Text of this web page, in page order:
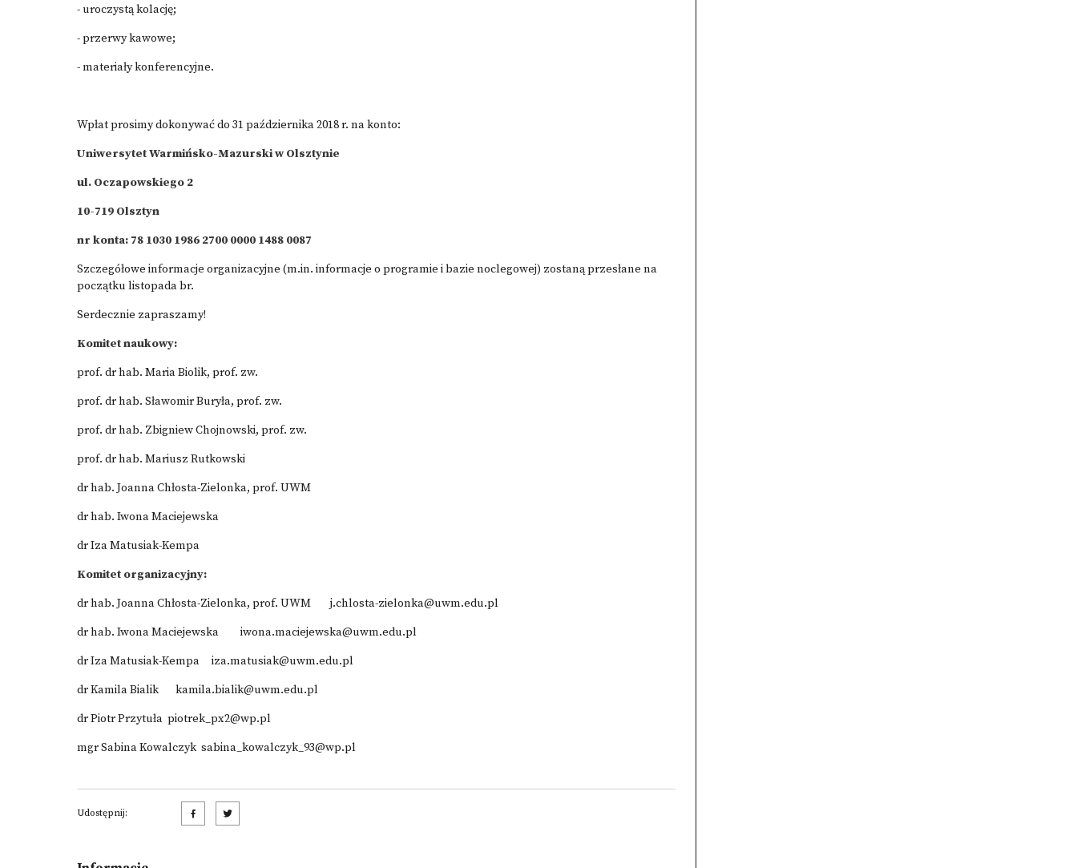
- uroczystą kolację;
- przerwy kawowe;
- materiały konferencyjne.
Wpłat prosimy dokonywać do 31 października 2018 r. na konto:
Uniwersytet Warmińsko-Mazurski w Olsztynie
ul. Oczapowskiego 2
10-719 Olsztyn
nr konta: 78 1030 1986 2700 0000 1488 0087
Szczegółowe informacje organizacyjne (m.in. informacje o programie i bazie noclegowej) zostaną przesłane na
początku listopada br.
Serdecznie zapraszamy!
Komitet naukowy:
prof. dr hab. Maria Biolik, prof. zw.
prof. dr hab. Sławomir Buryła, prof. zw.
prof. dr hab. Zbigniew Chojnowski, prof. zw.
prof. dr hab. Mariusz Rutkowski
dr hab. Joanna Chłosta-Zielonka, prof. UWM
dr hab. Iwona Maciejewska
dr Iza Matusiak-Kempa
Komitet organizacyjny:
dr hab. Joanna Chłosta-Zielonka, prof. UWM j.chlosta-zielonka@uwm.edu.pl
dr hab. Iwona Maciejewska iwona.maciejewska@uwm.edu.pl
dr Iza Matusiak-Kempa iza.matusiak@uwm.edu.pl
dr Kamila Bialik kamila.bialik@uwm.edu.pl
dr Piotr Przytuła piotrek_px2@wp.pl
mgr Sabina Kowalczyk sabina_kowalczyk_93@wp.pl
Udostępnij: